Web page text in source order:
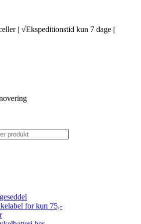
| √Ekspeditionstid kun 7 dage |
for kun 75,-